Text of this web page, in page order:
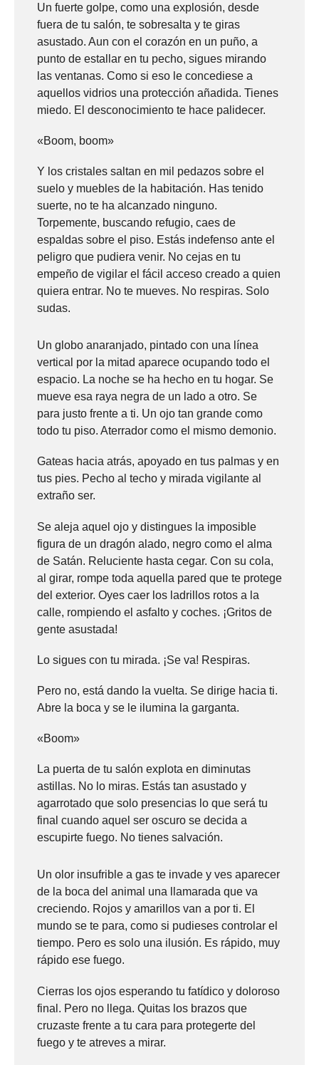
Un fuerte golpe, como una explosión, desde
fuera de tu salón, te sobresalta y te giras
asustado. Aun con el corazón en un puño, a
punto de estallar en tu pecho, sigues mirando
las ventanas. Como si eso le concediese a
aquellos vidrios una protección añadida. Tienes
miedo. El desconocimiento te hace palidecer.
«Boom, boom»
Y los cristales saltan en mil pedazos sobre el
suelo y muebles de la habitación. Has tenido
suerte, no te ha alcanzado ninguno.
Torpemente, buscando refugio, caes de
espaldas sobre el piso. Estás indefenso ante el
peligro que pudiera venir. No cejas en tu
empeño de vigilar el fácil acceso creado a quien
quiera entrar. No te mueves. No respiras. Solo
sudas.
Un globo anaranjado, pintado con una línea
vertical por la mitad aparece ocupando todo el
espacio. La noche se ha hecho en tu hogar. Se
mueve esa raya negra de un lado a otro. Se
para justo frente a ti. Un ojo tan grande como
todo tu piso. Aterrador como el mismo demonio.
Gateas hacia atrás, apoyado en tus palmas y en
tus pies. Pecho al techo y mirada vigilante al
extraño ser.
Se aleja aquel ojo y distingues la imposible
figura de un dragón alado, negro como el alma
de Satán. Reluciente hasta cegar. Con su cola,
al girar, rompe toda aquella pared que te protege
del exterior. Oyes caer los ladrillos rotos a la
calle, rompiendo el asfalto y coches. ¡Gritos de
gente asustada!
Lo sigues con tu mirada. ¡Se va! Respiras.
Pero no, está dando la vuelta. Se dirige hacia ti.
Abre la boca y se le ilumina la garganta.
«Boom»
La puerta de tu salón explota en diminutas
astillas. No lo miras. Estás tan asustado y
agarrotado que solo presencias lo que será tu
final cuando aquel ser oscuro se decida a
escupirte fuego. No tienes salvación.
Un olor insufrible a gas te invade y ves aparecer
de la boca del animal una llamarada que va
creciendo. Rojos y amarillos van a por ti. El
mundo se te para, como si pudieses controlar el
tiempo. Pero es solo una ilusión. Es rápido, muy
rápido ese fuego.
Cierras los ojos esperando tu fatídico y doloroso
final. Pero no llega. Quitas los brazos que
cruzaste frente a tu cara para protegerte del
fuego y te atreves a mirar.